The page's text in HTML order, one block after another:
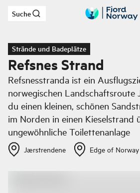
Zum Hauptinhalt
Suche
Strände und Badeplätze
Refsnes Strand
Refsnesstranda ist ein
norwegischen
du einen kleinen, schönen
im Norden in einen Kieselstrand
ungewöhnliche Toilettenanlage
Jærstrendene Edge of Norway